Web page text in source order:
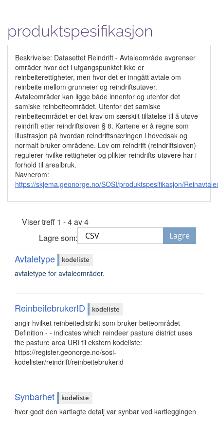
produktspesifikasjon
Beskrivelse: Datasettet Reindrift - Avtaleområde avgrenser
områder hvor det i utgangspunktet ikke er
reinbeiterettigheter, men hvor det er inngått avtale om
reinbeite mellom grunneier og reindriftsutøver.
Avtaleområder kan ligge både innenfor og utenfor det
samiske reinbeiteområdet. Utenfor det samiske
reinbeiteområdet er det krav om særskilt tillatelse til å utøve
reindrift etter reindriftsloven § 8. Kartene er å regne som
illustrasjon på hvordan reindriftsnæringen i hovedsak og
normalt bruker områdene. Lov om reindrift (reindriftsloven)
regulerer hvilke rettigheter og plikter reindrifts-utøvere har i
forhold til arealbruk.
Navnerom:
https://skjema.geonorge.no/SOSI/produktspesifikasjon/
Viser treff 1 - 4 av 4
Lagre som:
Lagre
Avtaletype kodeliste
avtaletype for avtaleområder.
ReinbeitebrukerID kodeliste
angir hvilket reinbeitedistrikt som bruker beiteområdet --
Definition - - indicates which reindeer pasture district uses
the pasture area URI til ekstern kodeliste:
https://register.geonorge.no/sosi-
kodelister/reindrift/reinbeitebrukerid
Synbarhet kodeliste
hvor godt den kartlagte detalj var synbar ved kartleggingen